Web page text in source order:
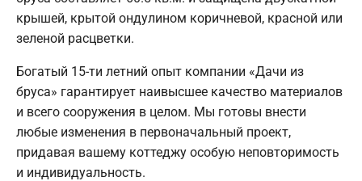
крышей, крытой ондулином коричневой, красной или
зеленой расцветки.
Богатый 15-ти летний опыт компании «Дачи из
бруса» гарантирует наивысшее качество материалов
и всего сооружения в целом. Мы готовы внести
любые изменения в первоначальный проект,
придавая вашему коттеджу особую неповторимость
и индивидуальность.